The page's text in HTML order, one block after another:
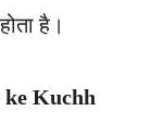
है।
Kuchh